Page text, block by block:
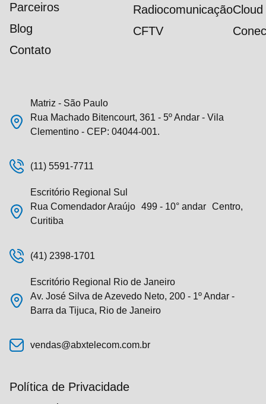
Parceiros
Blog
Contato
RadiocomunicaçãoCloud
CFTV
Matriz - São Paulo
Rua Machado Bitencourt, 361 - 5º Andar - Vila
Clementino - CEP: 04044-001.
(11) 5591-7711
Escritório Regional Sul
Rua Comendador Araújo 499 - 10° andar Centro,
Curitiba
(41) 2398-1701
Escritório Regional Rio de Janeiro
Av. José Silva de Azevedo Neto, 200 - 1º Andar -
Barra da Tijuca, Rio de Janeiro
vendas@abxtelecom.com.br
Política de Privacidade